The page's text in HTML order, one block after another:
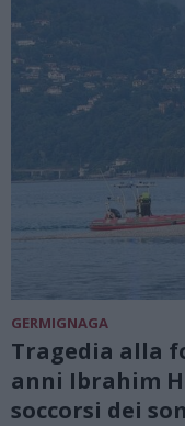
GERMIGNAGA
Tragedia alla
anni Ibrahim
soccorsi dei